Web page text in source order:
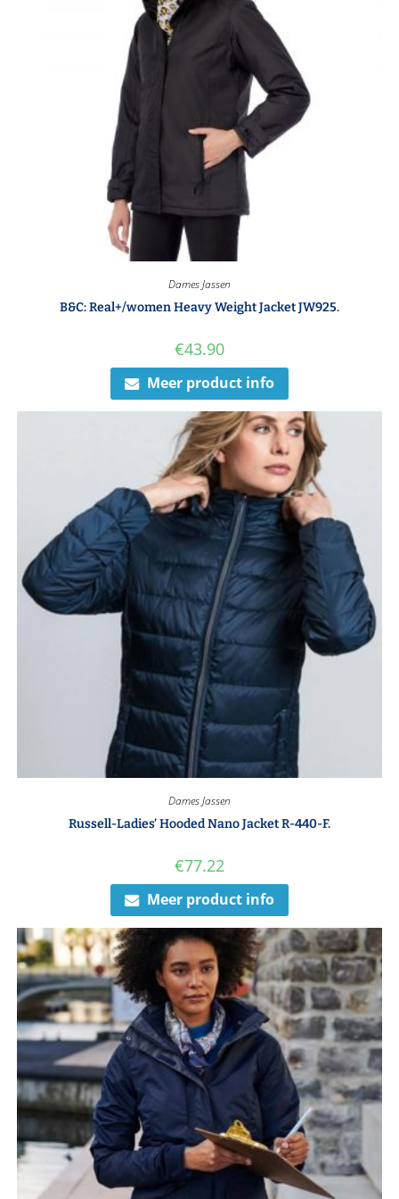
Dames Jassen
B&C: Real+/women Heavy Weight Jacket JW925.
€43.90
Meer product info
Dames Jassen
Russell-Ladies’ Hooded Nano Jacket R-440-F.
€77.22
Meer product info